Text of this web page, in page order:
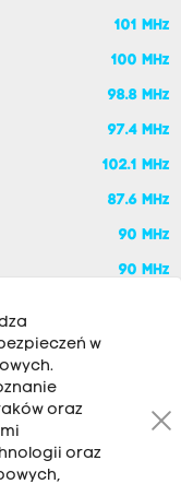
101 MHz
100 MHz
98.8 MHz
97.4 MHz
102.1 MHz
87.6 MHz
90 MHz
90 MHz
22, 30-007
w
oraz
oraz